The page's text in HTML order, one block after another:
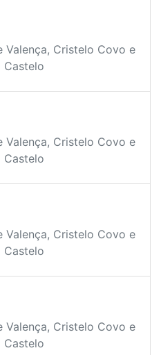
Valença, Cristelo Covo e
Castelo
Valença, Cristelo Covo e
Castelo
Valença, Cristelo Covo e
Castelo
Valença, Cristelo Covo e
Castelo